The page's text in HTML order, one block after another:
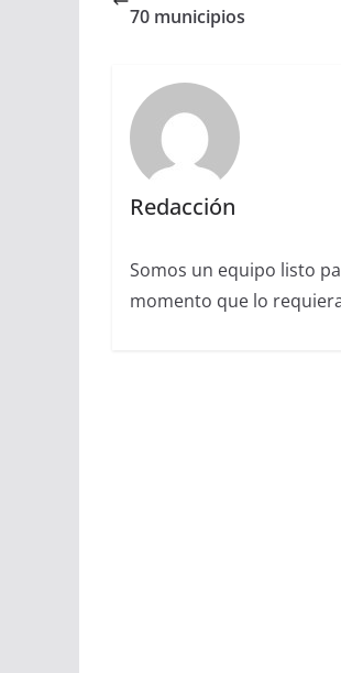
70 municipios
Redacción
Somos un equipo listo
momento que lo